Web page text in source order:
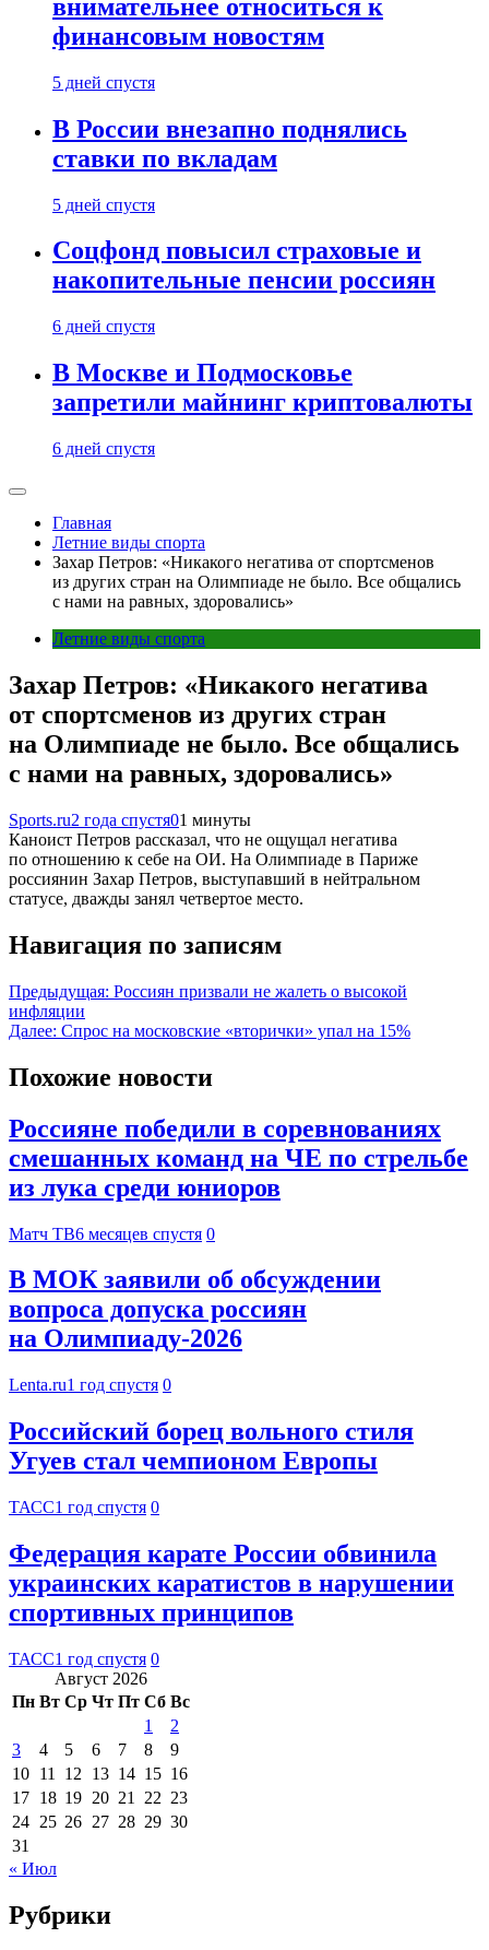
внимательнее относиться к
финансовым новостям
5 дней спустя
В России внезапно поднялись
ставки по вкладам
5 дней спустя
Соцфонд повысил страховые и
накопительные пенсии россиян
6 дней спустя
В Москве и Подмосковье
запретили майнинг криптовалюты
6 дней спустя
Главная
Летние виды спорта
Захар Петров: «Никакого негатива от спортсменов
из других стран на Олимпиаде не было. Все общались
с нами на равных, здоровались»
Летние виды спорта
Захар Петров: «Никакого негатива
от спортсменов из других стран
на Олимпиаде не было. Все общались
с нами на равных, здоровались»
Sports.ru2 года спустя01 минуты
Каноист Петров рассказал, что не ощущал негатива
по отношению к себе на ОИ. На Олимпиаде в Париже
россиянин Захар Петров, выступавший в нейтральном
статусе, дважды занял четвертое место.
Навигация по записям
Предыдущая: Россиян призвали не жалеть о высокой
инфляции
Далее: Спрос на московские «вторички» упал на 15%
Похожие новости
Россияне победили в соревнованиях
смешанных команд на ЧЕ по стрельбе
из лука среди юниоров
Матч ТВ6 месяцев спустя 0
В МОК заявили об обсуждении
вопроса допуска россиян
на Олимпиаду-2026
Lenta.ru1 год спустя 0
Российский борец вольного стиля
Угуев стал чемпионом Европы
ТАСС1 год спустя 0
Федерация карате России обвинила
украинских каратистов в нарушении
спортивных принципов
ТАСС1 год спустя 0
Август 2026
Пн Вт Ср Чт Пт Сб Вс
1
2
3
4 5 6 7 8
9
10 11 12 13 14 15 16
17 18 19 20 21 22 23
24 25 26 27 28 29 30
31
« Июл
Рубрики